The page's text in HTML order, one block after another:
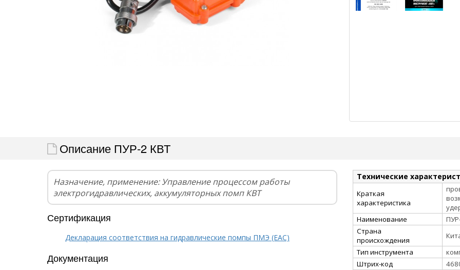
Описание ПУР-2 КВТ
Назначение, применение: Управление процессом работы
электрогидравлических, аккумуляторных помп КВТ
Сертификация
Декларация соответствия на гидравлические помпы ПМЭ (EAC)
Документация
Технические
Краткая
характеристика
Наименование
Страна
происхождения
Тип инструмента
Штрих-код